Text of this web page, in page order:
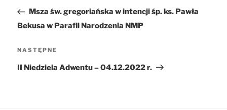
wpisu
wpisMsza św. gregoriańska w intencji śp. ks. Pawła
Bekusa w Parafii Narodzenia NMP
Następny
wpis
NASTĘPNE
II Niedziela Adwentu – 04.12.2022 r.